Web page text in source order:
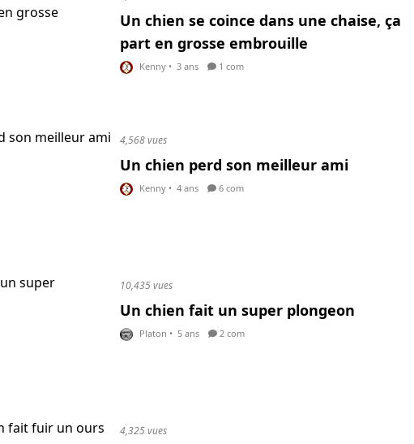
Un chien se coince dans une chaise, ça
part en grosse embrouille
Kenny • 3 ans 1 com
4,568 vues
Un chien perd son meilleur ami
Kenny • 4 ans 6 com
10,435 vues
Un chien fait un super plongeon
Platon • 5 ans 2 com
4,325 vues